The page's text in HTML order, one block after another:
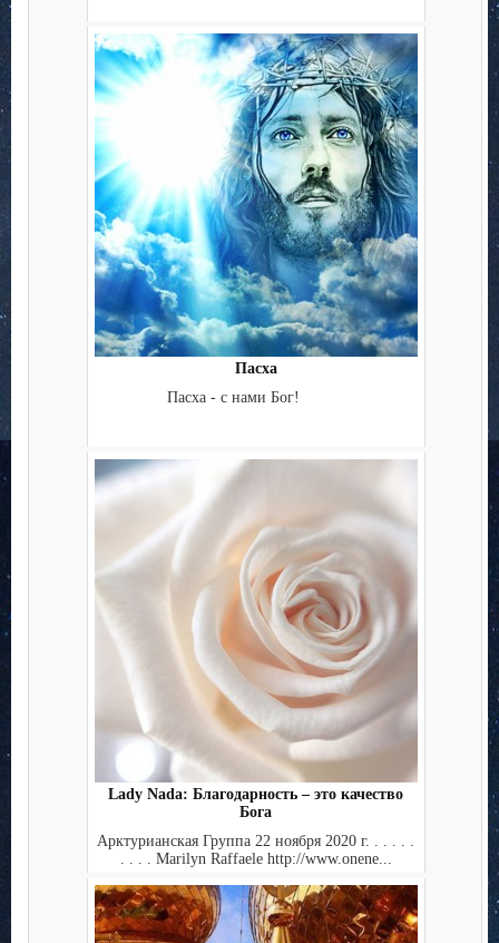
Пасха
Пасха - с нами Бог!
Lady Nada: Благодарность – это качество
Бога
Арктурианская Группа 22 ноября 2020 г. . . . . .
. . . . Marilyn Raffaele http://www.onene...